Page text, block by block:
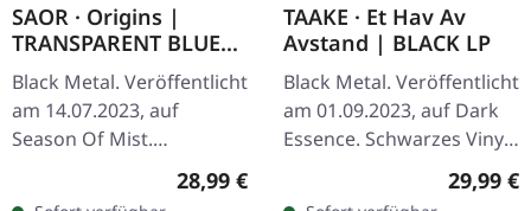
SAOR · Origins |
TRANSPARENT BLUE
LP
Black Metal. Veröffentlicht
am 14.07.2023, auf
Season Of Mist.
Transparent blaues VinylRegulärer Preis:
28,99 €
TAAKE · Et Hav Av
Avstand | BLACK LP
Black Metal. Veröffentlicht
am 01.09.2023, auf Dark
Essence. Schwarzes Vinyl.
"Et Hav Av Avstand" ist ein
Zeugnis für Taakes
29,99 €